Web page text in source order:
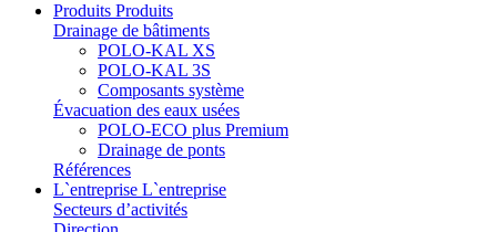
Produits Produits
Drainage de bâtiments
POLO-KAL XS
POLO-KAL 3S
Composants système
Évacuation des eaux usées
POLO-ECO plus Premium
Drainage de ponts
Références
L`entreprise L`entreprise
Secteurs d’activités